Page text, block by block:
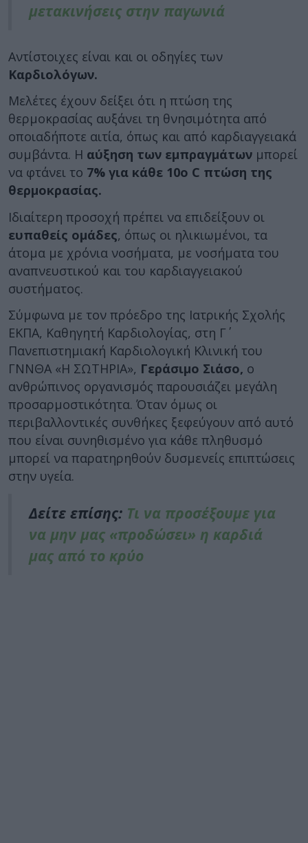
μετακινήσεις στην παγωνιά
Αντίστοιχες είναι και οι οδηγίες των
Καρδιολόγων.
Μελέτες έχουν δείξει ότι η πτώση της
θερμοκρασίας αυξάνει τη θνησιμότητα από
οποιαδήποτε αιτία, όπως και από καρδιαγγειακά
συμβάντα. Η αύξηση των εμπραγμάτων μπορεί
να φτάνει το 7% για κάθε 10ο C πτώση της
θερμοκρασίας.
Ιδιαίτερη προσοχή πρέπει να επιδείξουν οι
ευπαθείς ομάδες, όπως οι ηλικιωμένοι, τα
άτομα με χρόνια νοσήματα, με νοσήματα του
αναπνευστικού και του καρδιαγγειακού
συστήματος.
Σύμφωνα με τον πρόεδρο της Ιατρικής Σχολής
ΕΚΠΑ, Καθηγητή Καρδιολογίας, στη Γ΄
Πανεπιστημιακή Καρδιολογική Κλινική του
ΓΝΝΘΑ «Η ΣΩΤΗΡΙΑ», Γεράσιμο Σιάσο, ο
ανθρώπινος οργανισμός παρουσιάζει μεγάλη
προσαρμοστικότητα. Όταν όμως οι
περιβαλλοντικές συνθήκες ξεφεύγουν από αυτό
που είναι συνηθισμένο για κάθε πληθυσμό
μπορεί να παρατηρηθούν δυσμενείς επιπτώσεις
στην υγεία.
Δείτε επίσης: Τι να προσέξουμε για
να μην μας «προδώσει» η καρδιά
μας από το κρύο